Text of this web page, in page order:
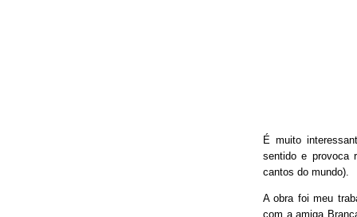
É muito
sentido e provoca
cantos do mundo).
A obra foi meu
com a amiga